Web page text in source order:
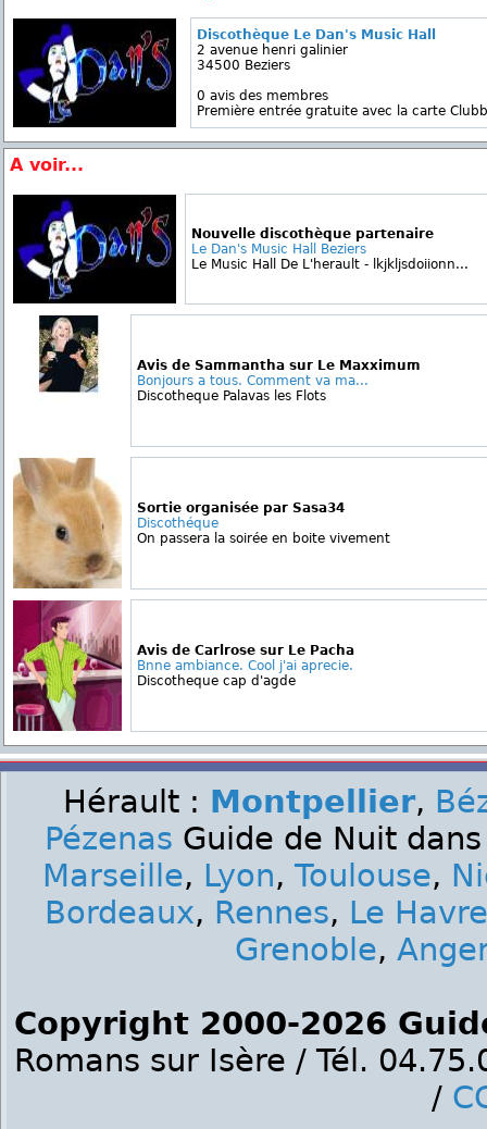
Discothèque Le Dan's Music Hall
2 avenue henri galinier
34500 Beziers
0 avis des membres
Première entrée gratuite avec la carte
A voir...
Nouvelle discothèque partenaire
Le Dan's Music Hall Beziers
Le Music Hall De L'herault - lkjkljsdoiionn...
Avis de Sammantha sur Le Maxximum
Bonjours a tous. Comment va ma...
Discotheque Palavas les Flots
Sortie organisée par Sasa34
Discothéque
On passera la soirée en boite vivement
Avis de Carlrose sur Le Pacha
Bnne ambiance. Cool j'ai aprecie.
Discotheque cap d'agde
Hérault : Montpellier,
Pézenas Guide de Nuit
Marseille, Lyon, Toulouse,
Bordeaux, Rennes, Le Havre
Grenoble,
Copyright 2000-2026
Romans sur Isère / Tél.
/